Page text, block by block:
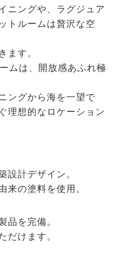
ニングや、ラグジュア
トルームは贅沢な空
ます。
ムは、開放感あふれ極
ングから海を一望で
理想的なロケーション
設計デザイン。
来の塗料を使用。
品を完備。
だけます。